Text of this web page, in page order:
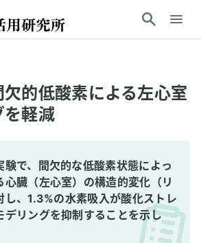
的低酸素による左心室
を軽減
験で、間欠的な低酸素状態によっ
心臓（左心室）の構造的変化（リ
し、1.3%の水素吸入が酸化ストレ
デリングを抑制することを示し